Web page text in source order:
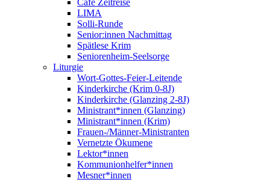
Cafe Zeitreise
LIMA
Solli-Runde
Senior:innen Nachmittag
Spätlese Krim
Seniorenheim-Seelsorge
Liturgie
Wort-Gottes-Feier-Leitende
Kinderkirche (Krim 0-8J)
Kinderkirche (Glanzing 2-8J)
Ministrant*innen (Glanzing)
Ministrant*innen (Krim)
Frauen-/Männer-Ministranten
Vernetzte Ökumene
Lektor*innen
Kommunionhelfer*innen
Mesner*innen